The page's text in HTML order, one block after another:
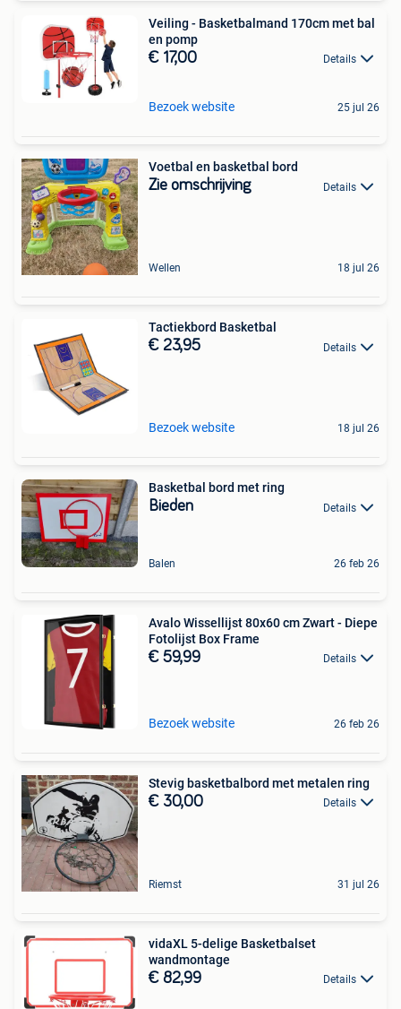
Veiling - Basketbalmand 170cm met bal
en pomp
€ 17,00 Details
Bezoek website 25 jul 26
Voetbal en basketbal bord
Zie omschrijving Details
Wellen 18 jul 26
Tactiekbord Basketbal
€ 23,95 Details
Bezoek website 18 jul 26
Basketbal bord met ring
Bieden Details
Balen 26 feb 26
Avalo Wissellijst 80x60 cm Zwart - Diepe
Fotolijst Box Frame
€ 59,99 Details
Bezoek website 26 feb 26
Stevig basketbalbord met metalen ring
€ 30,00 Details
Riemst 31 jul 26
vidaXL 5-delige Basketbalset
wandmontage
€ 82,99 Details